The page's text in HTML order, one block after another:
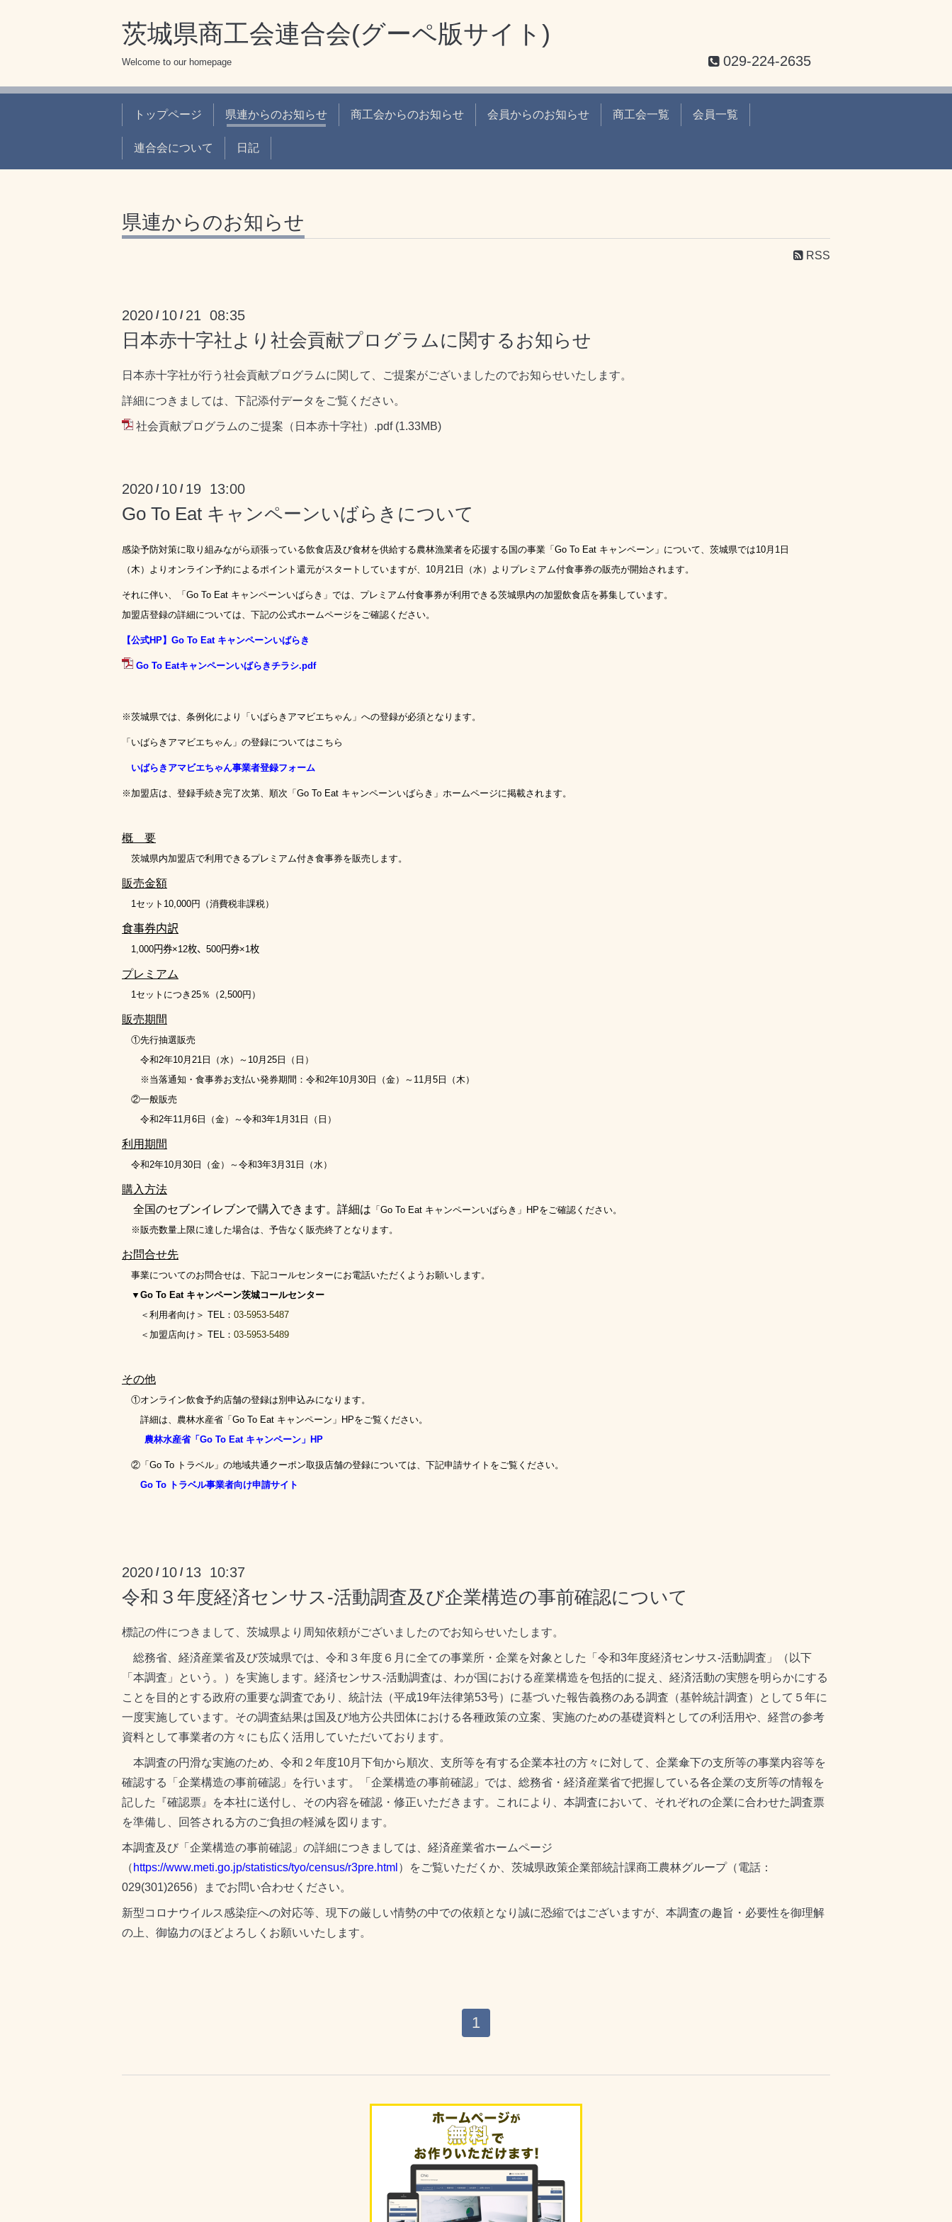
茨城県商工会連合会(グーペ版サイト)
Welcome to our homepage 029-224-2635
トップページ 県連からのお知らせ 商工会からのお知らせ 会員からのお知らせ 商工会一覧 会員一覧
連合会について 日記
県連からのお知らせ
RSS
2020 / 10 / 21 08:35
日本赤十字社より社会貢献プログラムに関するお知らせ
日本赤十字社が行う社会貢献プログラムに関して、ご提案がございましたのでお知らせいたします。
詳細につきましては、下記添付データをご覧ください。
社会貢献プログラムのご提案（日本赤十字社）.pdf (1.33MB)
2020 / 10 / 19 13:00
Go To Eat キャンペーンいばらきについて
感染予防対策に取り組みながら頑張っている飲食店及び食材を供給する農林漁業者を応援する国の事業「 Go To Eat キャンペーン」について、茨城県では10月 1 日
（木）よりオンライン予約によるポイント還元がスタートしていますが、 10月 21 日（水）よりプレミアム付食事券の販売が開始されます。
それに伴い、「 Go To Eat キャンペーンいばらき」では、プレミアム付食事券が利用できる茨城県内の加盟飲食店を募集しています。
加盟店登録の詳細については、下記の公式ホームページをご確認ください。
【公式HP】Go To Eat キャンペーンいばらき
Go To Eatキャンペーンいばらきチラシ.pdf
※茨城県では、条例化により「いばらきアマビエちゃん」への登録が必須となります。
「いばらきアマビエちゃん」の登録についてはこちら
いばらきアマビエちゃん事業者登録フォーム
※加盟店は、登録手続き完了次第、順次「 Go To Eat キャンペーンいばらき」ホームページに掲載されます。
概 要
茨城県内加盟店で利用できるプレミアム付き食事券を販売します。
販売金額
1セット 10,000円（消費税非課税）
食事券内訳
1,000円券×12枚、 500円券×1枚
プレミアム
1セットにつき 25％（2,500円）
販売期間
①先行抽選販売
令和2年10月 21 日（水）～ 10月 25 日（日）
※当落通知・食事券お支払い発券期間：令和2年10月 30 日（金）～ 11月 5 日（木）
②一般販売
令和2年11月 6 日（金）～令和3年1月 31 日（日）
利用期間
令和2年10月 30 日（金）～令和3年3月 31 日（水）
購入方法
全国のセブンイレブンで購入できます。詳細は 「 Go To Eat キャンペーンいばらき」HPをご確認ください。
※販売数量上限に達した場合は、予告なく販売終了となります。
お問合せ先
事業についてのお問合せは、下記コールセンターにお電話いただくようお願いします。
▼Go To Eat キャンペーン茨城コールセンター
＜利用者向け＞ TEL ： 03-5953-5487
＜加盟店向け＞ TEL ： 03-5953-5489
その他
①オンライン飲食予約店舗の登録は別申込みになります。
詳細は、農林水産省「 Go To Eat キャンペーン」 HPをご覧ください。
農林水産省「Go To Eat キャンペーン」HP
②「Go To トラベル」の地域共通クーポン取扱店舗の登録については、下記申請サイトをご覧ください。
Go To トラベル事業者向け申請サイト
2020 / 10 / 13 10:37
令和３年度経済センサス-活動調査及び企業構造の事前確認について
標記の件につきまして、茨城県より周知依頼がございましたのでお知らせいたします。
総務省、経済産業省及び茨城県では、令和３年度６月に全ての事業所・企業を対象とした「令和3年度経済センサス-活動調査」（以下
「本調査」という。）を実施します。経済センサス-活動調査は、わが国における産業構造を包括的に捉え、経済活動の実態を明らかにする
ことを目的とする政府の重要な調査であり、統計法（平成19年法律第53号）に基づいた報告義務のある調査（基幹統計調査）として５年に
一度実施しています。その調査結果は国及び地方公共団体における各種政策の立案、実施のための基礎資料としての利活用や、経営の参考
資料として事業者の方々にも広く活用していただいております。
本調査の円滑な実施のため、令和２年度10月下旬から順次、支所等を有する企業本社の方々に対して、企業傘下の支所等の事業内容等を
確認する「企業構造の事前確認」を行います。「企業構造の事前確認」では、総務省・経済産業省で把握している各企業の支所等の情報を
記した『確認票』を本社に送付し、その内容を確認・修正いただきます。これにより、本調査において、それぞれの企業に合わせた調査票
を準備し、回答される方のご負担の軽減を図ります。
本調査及び「企業構造の事前確認」の詳細につきましては、経済産業省ホームページ
（ https://www.meti.go.jp/statistics/tyo/census/r3pre.html ）をご覧いただくか、茨城県政策企業部統計課商工農林グループ（電話：
029(301)2656）までお問い合わせください。
新型コロナウイルス感染症への対応等、現下の厳しい情勢の中での依頼となり誠に恐縮ではございますが、本調査の趣旨・必要性を御理解
の上、御協力のほどよろしくお願いいたします。
1